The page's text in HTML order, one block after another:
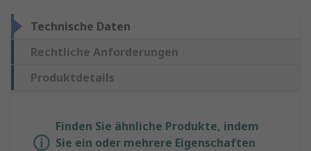
Technische Daten
Rechtliche Anforderungen
Produktdetails
Finden Sie ähnliche Produkte, indem
Sie ein oder mehrere Eigenschaften